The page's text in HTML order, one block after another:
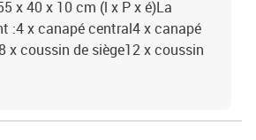
x 40 x 10 cm (l x P x é)La
:4 x canapé central4 x canapé
x coussin de siège12 x coussin